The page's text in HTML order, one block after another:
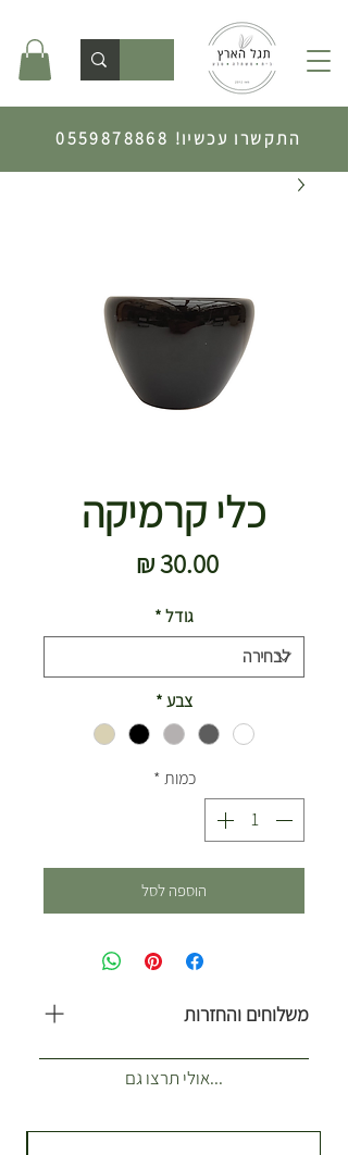
התקשרו עכשיו! 0559878868
כלי קרמיקה
‏30.00 ‏₪
גודל*
צבע*
כמות *
הוספה לסל
...אולי תרצו גם
משלוחים והחזרות
משלוח עולה 35 ש”ח. כולל 1-2 ארגזים.
(לא כולל צמחים לאירועים) איזורי